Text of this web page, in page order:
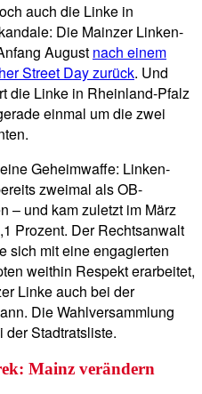
auch die Linke in
Die Mainzer Linken-
August nach einem
Street Day zurück. Und
die Linke in Rheinland-Pfalz
einmal um die zwei
Geheimwaffe: Linken-
zweimal als OB-
– und kam zuletzt im März
Prozent. Der Rechtsanwalt
sich mit eine engagierten
weithin Respekt erarbeitet,
Linke auch bei der
Die Wahlversammlung
der Stadtratsliste.
Mainz verändern